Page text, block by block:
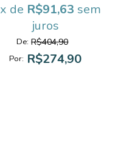
x de R$91,63 sem
juros
De: R$404,90
Por: R$274,90